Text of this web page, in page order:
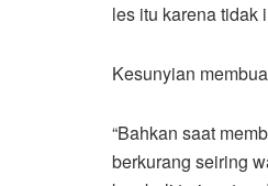
les itu karena tidak
Kesunyian
“Bahkan saat
berkurang seiring